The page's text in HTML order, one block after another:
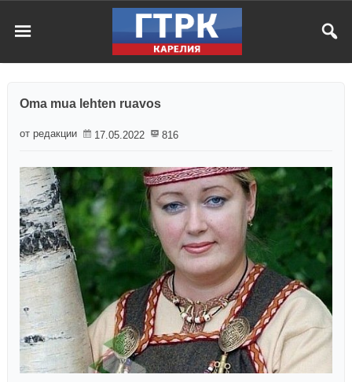
Oma mua lehten ruavos
от редакции 17.05.2022 816